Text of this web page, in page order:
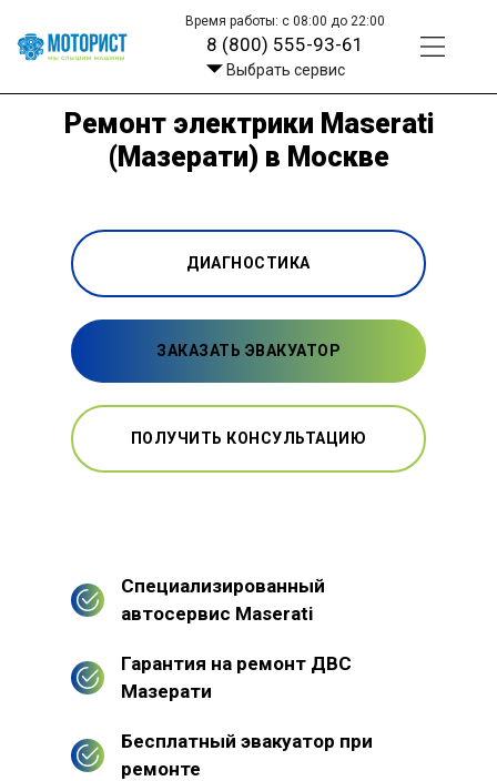
Время работы: с 08:00 до 22:00
8 (800) 555-93-61
Выбрать сервис
Ремонт электрики Maserati
(Мазерати) в Москве
ДИАГНОСТИКА
ЗАКАЗАТЬ ЭВАКУАТОР
ПОЛУЧИТЬ КОНСУЛЬТАЦИЮ
Специализированный
автосервис Maserati
Гарантия на ремонт ДВС
Мазерати
Бесплатный эвакуатор при
ремонте